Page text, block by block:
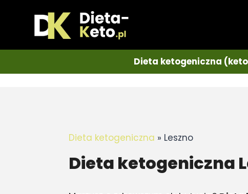
Dieta ketogeniczna
Dieta ketogeniczna » Leszno
Dieta ketogeniczna